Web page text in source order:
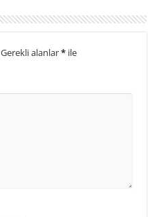
Gerekli alanlar* ile